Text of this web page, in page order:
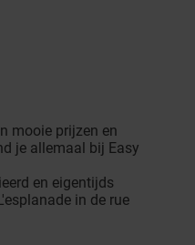
mooie prijzen en
je allemaal bij Easy
en eigentijds
in de rue